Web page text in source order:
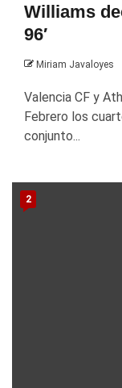
Williams
96′
Miriam Javaloyes
Valencia CF y
Febrero los
conjunto...
2